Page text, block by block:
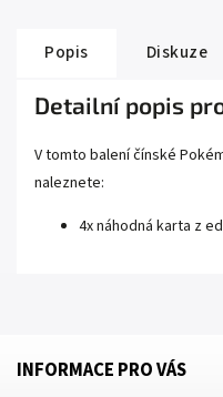
Popis Diskuze
Detailní popis
V tomto balení čínské
naleznete:
4x náhodná karta z
INFORMACE PRO VÁS